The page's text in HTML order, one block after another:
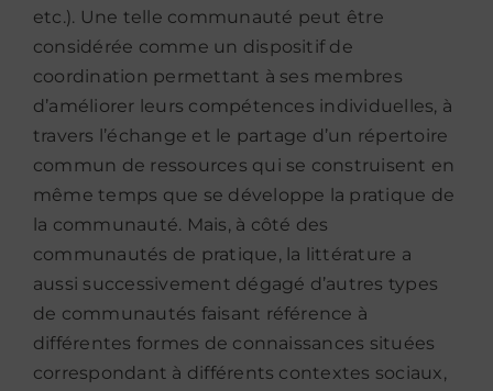
etc.). Une telle communauté peut être
considérée comme un dispositif de
coordination permettant à ses membres
d’améliorer leurs compétences individuelles, à
travers l’échange et le partage d’un répertoire
commun de ressources qui se construisent en
même temps que se développe la pratique de
la communauté. Mais, à côté des
communautés de pratique, la littérature a
aussi successivement dégagé d’autres types
de communautés faisant référence à
différentes formes de connaissances situées
correspondant à différents contextes sociaux,